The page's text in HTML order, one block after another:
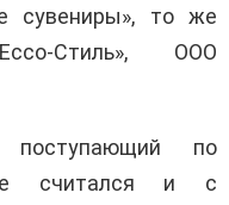
сувениры», то же
Стиль», ООО
поступающий по
считался и с